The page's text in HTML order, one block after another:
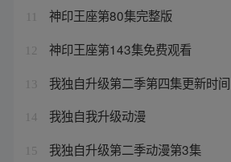
神印王座第80集完整版
12 神印王座第143集免费观看
13 我独自升级第二季第四集更新时间
14 我独自我升级动漫
15 我独自升级第二季动漫第3集